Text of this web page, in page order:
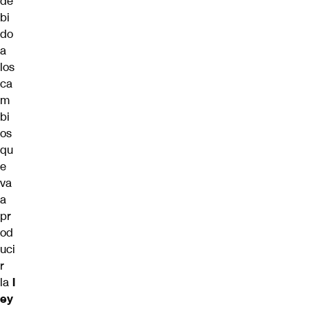
bi
do
a
los
ca
m
bi
os
qu
e
va
a
pr
od
uci
r
la l
ey